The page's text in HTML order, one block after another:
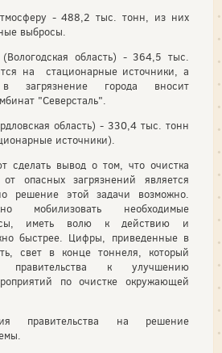
- 488,2 тыс. тонн, из них
выбросы.
область) - 364,5 тыс.
на стационарные источники, а
загрязнение города вносит
"Северсталь".
область) - 330,4 тыс. тонн
источники).
сделать вывод о том, что очистка
опасных загрязнений является
решение этой задачи возможно.
мобилизовать необходимые
иметь волю к действию и
быстрее. Цифры, приведенные в
свет в конце тоннеля, который
правительства к улучшению
по очистке окружающей
правительства на решение